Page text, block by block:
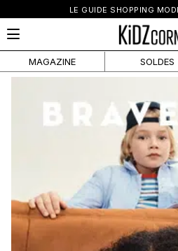
LE GUIDE SHOPPING
MAGAZINE SOLDES